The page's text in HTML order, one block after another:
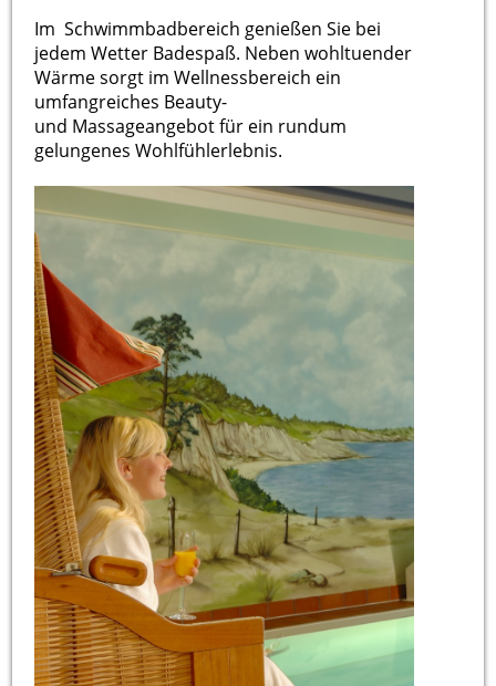
Im Schwimmbadbereich genießen Sie bei
jedem Wetter Badespaß. Neben wohltuender
Wärme sorgt im Wellnessbereich ein
umfangreiches Beauty-
und Massageangebot für ein rundum
gelungenes Wohlfühlerlebnis.